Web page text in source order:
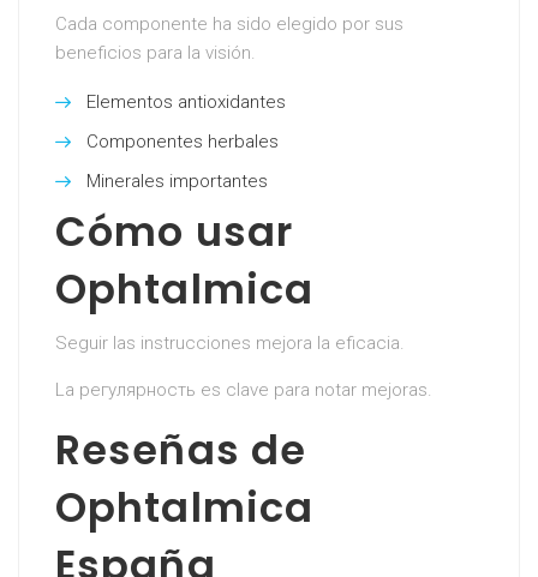
Cada componente ha sido elegido por sus
beneficios para la visión.
Elementos antioxidantes
Componentes herbales
Minerales importantes
Cómo usar
Ophtalmica
Seguir las instrucciones mejora la eficacia.
La регулярность es clave para notar mejoras.
Reseñas de
Ophtalmica
España